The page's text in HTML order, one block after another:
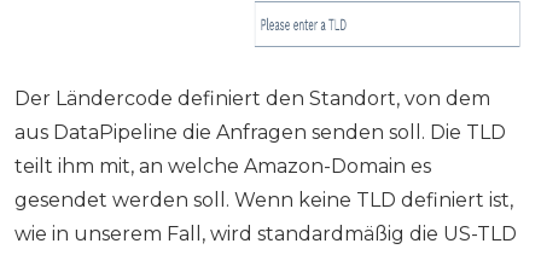
Der Ländercode definiert den Standort, von dem
aus DataPipeline die Anfragen senden soll. Die TLD
teilt ihm mit, an welche Amazon-Domain es
gesendet werden soll. Wenn keine TLD definiert ist,
wie in unserem Fall, wird standardmäßig die US-TLD